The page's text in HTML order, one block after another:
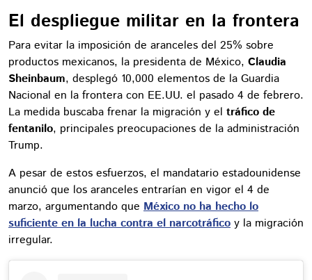
El despliegue militar en la frontera
Para evitar la imposición de aranceles del 25% sobre
productos mexicanos, la presidenta de México, Claudia
Sheinbaum, desplegó 10,000 elementos de la Guardia
Nacional en la frontera con EE.UU. el pasado 4 de febrero.
La medida buscaba frenar la migración y el tráfico de
fentanilo, principales preocupaciones de la administración
Trump.
A pesar de estos esfuerzos, el mandatario estadounidense
anunció que los aranceles entrarían en vigor el 4 de
marzo, argumentando que México no ha hecho lo
suficiente en la lucha contra el narcotráfico y la migración
irregular.